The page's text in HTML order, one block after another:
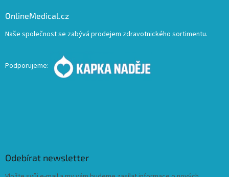
OnlineMedical.cz
Naše společnost se zabývá prodejem zdravotnického sortimentu.
Podporujeme:
Odebírat newsletter